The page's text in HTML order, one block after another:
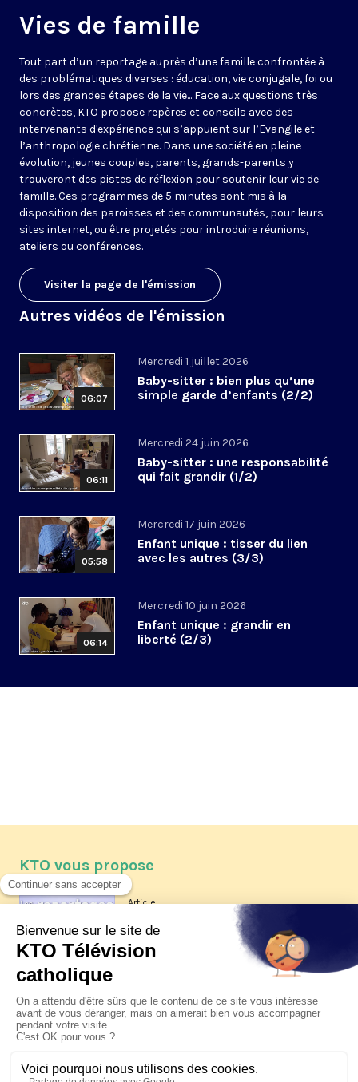
Vies de famille
Tout part d’un reportage auprès d’une famille confrontée à
des problématiques diverses : éducation, vie conjugale, foi ou
lors des grandes étapes de la vie... Face aux questions très
concrètes, KTO propose repères et conseils avec des
intervenants d'expérience qui s’appuient sur l’Evangile et
l’anthropologie chrétienne. Dans une société en pleine
évolution, jeunes couples, parents, grands-parents y
trouveront des pistes de réflexion pour soutenir leur vie de
famille. Ces programmes de 5 minutes sont mis à la
disposition des paroisses et des communautés, pour leurs
sites internet, ou être projetés pour introduire réunions,
ateliers ou conférences.
Visiter la page de l'émission
Autres vidéos de l'émission
06:07
Mercredi 1 juillet 2026
Baby-sitter : bien plus qu’une
simple garde d’enfants (2/2)
06:11
Mercredi 24 juin 2026
Baby-sitter : une responsabilité
qui fait grandir (1/2)
05:58
Mercredi 17 juin 2026
Enfant unique : tisser du lien
avec les autres (3/3)
06:14
Mercredi 10 juin 2026
Enfant unique : grandir en
liberté (2/3)
KTO vous propose
Article
Les reportages d'été 2026 de KTO
La visite pastorale du pape Léon
XIV à Assise à suivre sur KTO le
jeudi 6 août
Le pape en Uruguay, Argentine et